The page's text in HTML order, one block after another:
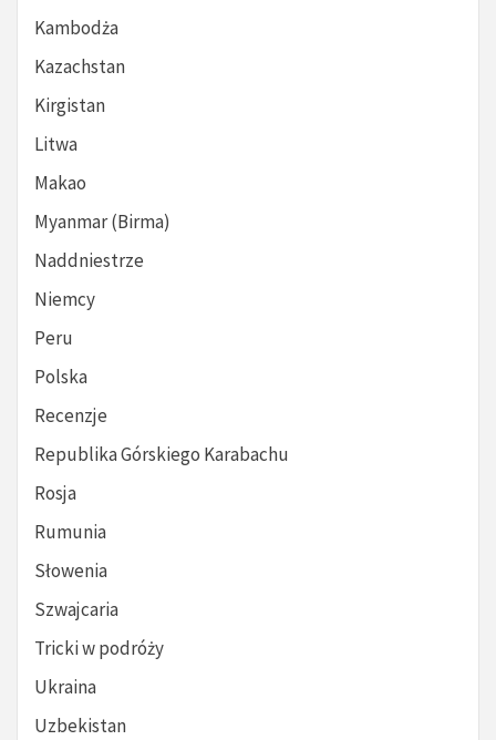
Kambodża
Kazachstan
Kirgistan
Litwa
Makao
Myanmar (Birma)
Naddniestrze
Niemcy
Peru
Polska
Recenzje
Republika Górskiego Karabachu
Rosja
Rumunia
Słowenia
Szwajcaria
Tricki w podróży
Ukraina
Uzbekistan